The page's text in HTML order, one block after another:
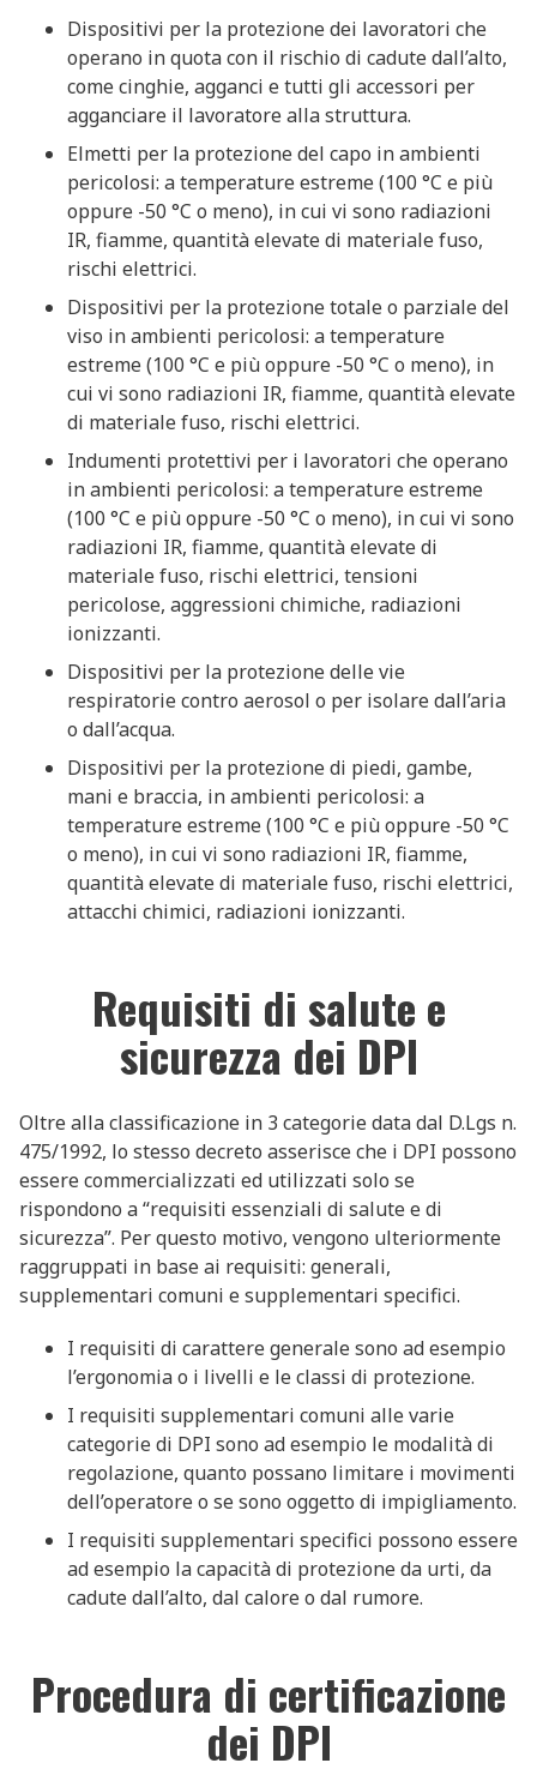
Dispositivi per la protezione dei lavoratori che
operano in quota con il rischio di cadute dall’alto,
come cinghie, agganci e tutti gli accessori per
agganciare il lavoratore alla struttura.
Elmetti per la protezione del capo in ambienti
pericolosi: a temperature estreme (100 °C e più
oppure -50 °C o meno), in cui vi sono radiazioni
IR, fiamme, quantità elevate di materiale fuso,
rischi elettrici.
Dispositivi per la protezione totale o parziale del
viso in ambienti pericolosi: a temperature
estreme (100 °C e più oppure -50 °C o meno), in
cui vi sono radiazioni IR, fiamme, quantità elevate
di materiale fuso, rischi elettrici.
Indumenti protettivi per i lavoratori che operano
in ambienti pericolosi: a temperature estreme
(100 °C e più oppure -50 °C o meno), in cui vi sono
radiazioni IR, fiamme, quantità elevate di
materiale fuso, rischi elettrici, tensioni
pericolose, aggressioni chimiche, radiazioni
ionizzanti.
Dispositivi per la protezione delle vie
respiratorie contro aerosol o per isolare dall’aria
o dall’acqua.
Dispositivi per la protezione di piedi, gambe,
mani e braccia, in ambienti pericolosi: a
temperature estreme (100 °C e più oppure -50 °C
o meno), in cui vi sono radiazioni IR, fiamme,
quantità elevate di materiale fuso, rischi elettrici,
attacchi chimici, radiazioni ionizzanti.
Requisiti di salute e
sicurezza dei DPI
Oltre alla classificazione in 3 categorie data dal D.Lgs n.
475/1992, lo stesso decreto asserisce che i DPI possono
essere commercializzati ed utilizzati solo se
rispondono a “requisiti essenziali di salute e di
sicurezza”. Per questo motivo, vengono ulteriormente
raggruppati in base ai requisiti: generali,
supplementari comuni e supplementari specifici.
I requisiti di carattere generale sono ad esempio
l’ergonomia o i livelli e le classi di protezione.
I requisiti supplementari comuni alle varie
categorie di DPI sono ad esempio le modalità di
regolazione, quanto possano limitare i movimenti
dell’operatore o se sono oggetto di impigliamento.
I requisiti supplementari specifici possono essere
ad esempio la capacità di protezione da urti, da
cadute dall’alto, dal calore o dal rumore.
Procedura di certificazione
dei DPI